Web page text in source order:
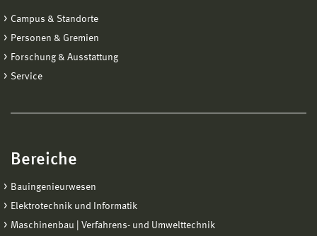
Campus & Standorte
Personen & Gremien
Forschung & Ausstattung
Service
Bereiche
Bauingenieurwesen
Elektrotechnik und Informatik
Maschinenbau | Verfahrens- und Umwelttechnik